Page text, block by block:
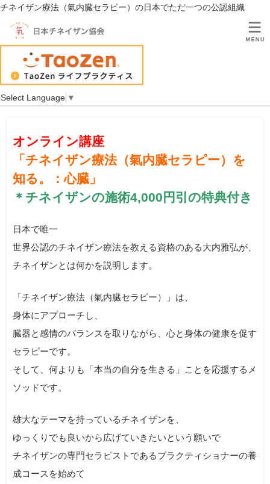
チネイザン療法（氣内臓セラピー）の日本でただ一つの公認組織
Select Language ▼
オンライン「チネイザン療法（氣内臓セラピー）を知る。：心臓」
（2020年8月30日開催）
TOP
オンライン「チネイザン療法（氣内臓セラピー）を知
オンライン講座
「チネイザン療法（氣内臓セラピー）を
知る。：心臓」
＊チネイザンの施術4,000円引の特典付き
日本で唯一
世界公認のチネイザン療法を教える資格のある大内雅弘が、
チネイザンとは何かを説明します。
「チネイザン療法（氣内臓セラピー）」は、
身体にアプローチし、
臓器と感情のバランスを取りながら、心と身体の健康を促す
セラピーです。
そして、何よりも「本当の自分を生きる」ことを応援するメ
ソッドです。
雄大なテーマを持っているチネイザンを、
ゆっくりでも良いから広げていきたいという願いで
チネイザンの専門セラピストであるプラクティショナーの養
成コースを始めて